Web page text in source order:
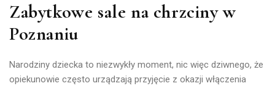
Zabytkowe sale na chrzciny w
Poznaniu
Narodziny dziecka to niezwykły moment, nic więc dziwnego, że
opiekunowie często urządzają przyjęcie z okazji włączenia